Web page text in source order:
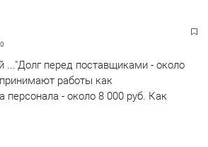
..."Долг перед поставщиками - около
работы как
персонала - около 8 000 руб. Как